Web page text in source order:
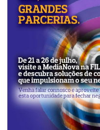
a preservação do
religioso do país.